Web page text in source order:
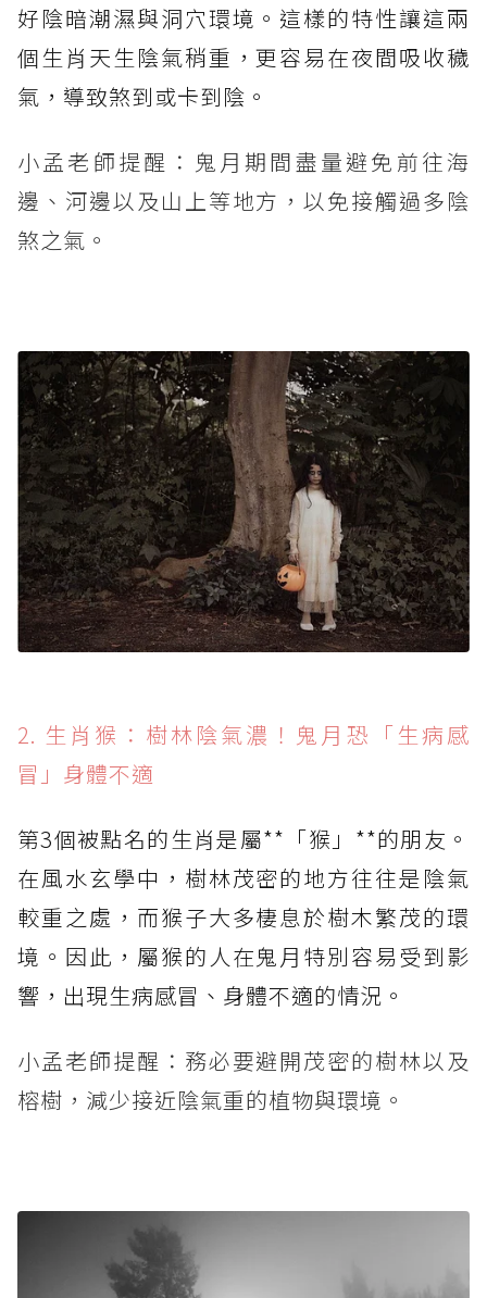
好陰暗潮濕與洞穴環境。這樣的特性讓這兩
個生肖天生陰氣稍重，更容易在夜間吸收穢
氣，導致煞到或卡到陰。
小孟老師提醒：鬼月期間盡量避免前往海
邊、河邊以及山上等地方，以免接觸過多陰
煞之氣。
2. 生肖猴：樹林陰氣濃！鬼月恐「生病感
冒」身體不適
第3個被點名的生肖是屬**「猴」**的朋友。
在風水玄學中，樹林茂密的地方往往是陰氣
較重之處，而猴子大多棲息於樹木繁茂的環
境。因此，屬猴的人在鬼月特別容易受到影
響，出現生病感冒、身體不適的情況。
小孟老師提醒：務必要避開茂密的樹林以及
榕樹，減少接近陰氣重的植物與環境。